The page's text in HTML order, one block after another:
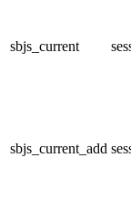
sbjs_current
sbjs_current_add